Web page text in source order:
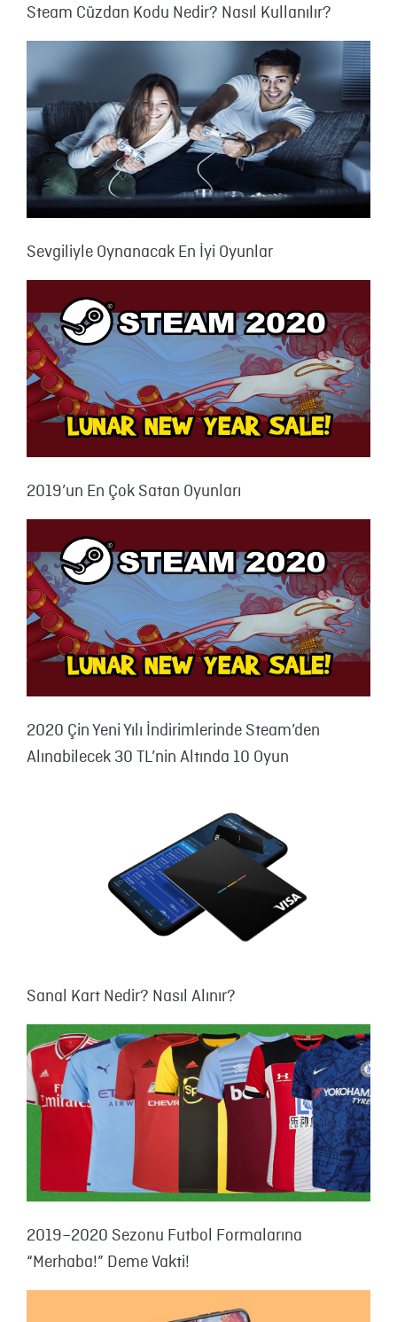
Steam Cüzdan Kodu Nedir? Nasıl Kullanılır?
Sevgiliyle Oynanacak En İyi Oyunlar
2019’un En Çok Satan Oyunları
2020 Çin Yeni Yılı İndirimlerinde Steam’den
Alınabilecek 30 TL’nin Altında 10 Oyun
Sanal Kart Nedir? Nasıl Alınır?
2019–2020 Sezonu Futbol Formalarına
“Merhaba!” Deme Vakti!